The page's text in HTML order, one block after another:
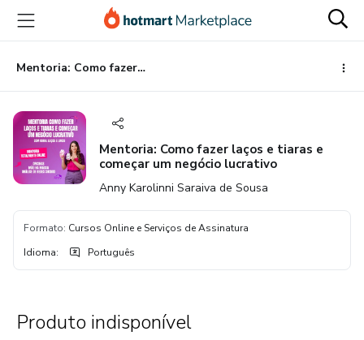
para
conteúdo
principal
para
pagamento
para
rodapé
Mentoria: Como fazer laços e tiaras e começar um negócio lucrativo
Mentoria: Como fazer laços e tiaras e
começar um negócio lucrativo
Anny Karolinni Saraiva de Sousa
Formato: Cursos Online e Serviços de Assinatura
Idioma: Português
Produto indisponível